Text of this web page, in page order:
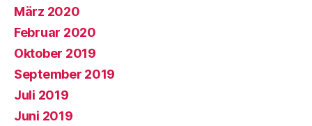
März 2020
Februar 2020
Oktober 2019
September 2019
Juli 2019
Juni 2019